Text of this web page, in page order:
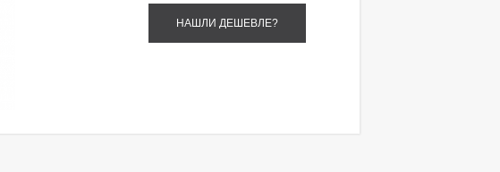
НАШЛИ ДЕШЕВЛЕ?